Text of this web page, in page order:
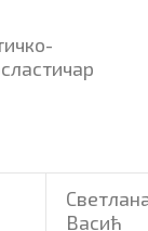
Васић